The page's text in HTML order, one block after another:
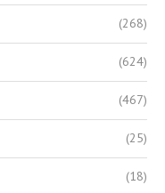
(268)
(624)
(467)
(25)
(18)